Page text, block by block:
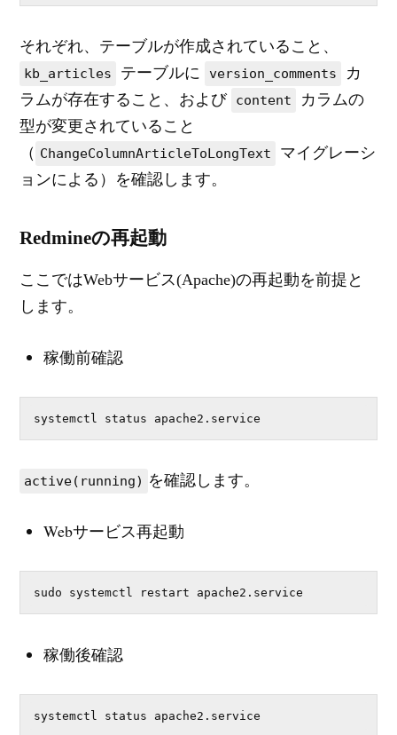
それぞれ、テーブルが作成されていること、
kb_articles テーブルに version_comments
カ
ラムが存在すること、および content
カラムの
型が変更されていること
（ ChangeColumnArticleToLongText
マイグレーシ
ョンによる）を確認します。
Redmineの再起動
ここではWebサービス(Apache)の再起動を前提と
します。
稼働前確認
systemctl status apache2.service
active(running) を確認します。
Webサービス再起動
sudo systemctl restart apache2.service
稼働後確認
systemctl status apache2.service